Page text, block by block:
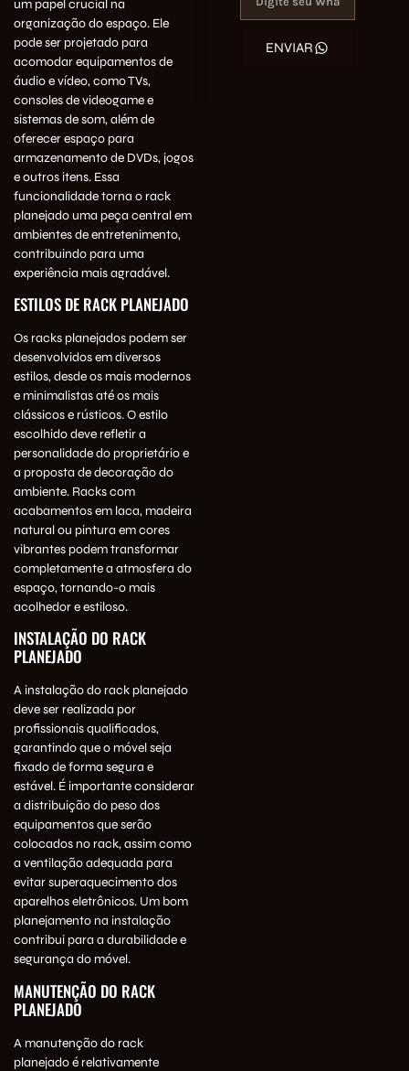
um papel crucial na
organização do espaço. Ele
pode ser projetado para
acomodar equipamentos de
áudio e vídeo, como TVs,
consoles de videogame e
sistemas de som, além de
oferecer espaço para
armazenamento de DVDs, jogos
e outros itens. Essa
funcionalidade torna o rack
planejado uma peça central em
ambientes de entretenimento,
contribuindo para uma
experiência mais agradável.
ESTILOS DE RACK PLANEJADO
Os racks planejados podem ser
desenvolvidos em diversos
estilos, desde os mais modernos
e minimalistas até os mais
clássicos e rústicos. O estilo
escolhido deve refletir a
personalidade do proprietário e
a proposta de decoração do
ambiente. Racks com
acabamentos em laca, madeira
natural ou pintura em cores
vibrantes podem transformar
completamente a atmosfera do
espaço, tornando-o mais
acolhedor e estiloso.
INSTALAÇÃO DO RACK
PLANEJADO
A instalação do rack planejado
deve ser realizada por
profissionais qualificados,
garantindo que o móvel seja
fixado de forma segura e
estável. É importante considerar
a distribuição do peso dos
equipamentos que serão
colocados no rack, assim como
a ventilação adequada para
evitar superaquecimento dos
aparelhos eletrônicos. Um bom
planejamento na instalação
contribui para a durabilidade e
segurança do móvel.
MANUTENÇÃO DO RACK
PLANEJADO
A manutenção do rack
planejado é relativamente
ENVIAR